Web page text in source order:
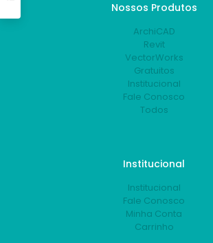
Nossos Produtos
ArchiCAD
Revit
VectorWorks
Gratuitos
Institucional
Fale Conosco
Todos
Institucional
Institucional
Fale Conosco
Minha Conta
Carrinho